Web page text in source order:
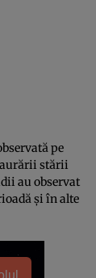
pe
stării
au observat
și în alte